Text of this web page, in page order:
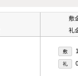
敷
礼
敷
礼